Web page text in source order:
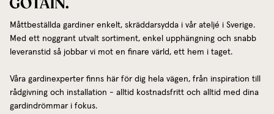
Måttbeställda gardiner enkelt, skräddarsydda i vår ateljé i Sverige.
Med ett noggrant utvalt sortiment, enkel upphängning och snabb
leveranstid så jobbar vi mot en finare värld, ett hem i taget.
Våra gardinexperter finns här för dig hela vägen, från inspiration till
rådgivning och installation - alltid kostnadsfritt och alltid med dina
gardindrömmar i fokus.